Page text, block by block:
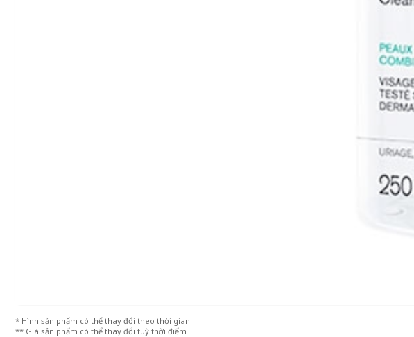
* Hình sản phẩm có thể thay đổi theo thời gian
** Giá sản phẩm có thể thay đổi tuỳ thời điểm